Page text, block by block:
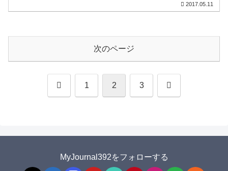
2017.05.11
次のページ
前 1 2 3 次
MyJournal392をフォローする